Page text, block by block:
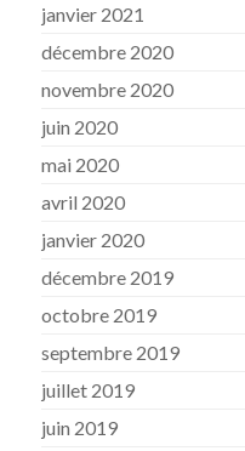
janvier 2021
décembre 2020
novembre 2020
juin 2020
mai 2020
avril 2020
janvier 2020
décembre 2019
octobre 2019
septembre 2019
juillet 2019
juin 2019